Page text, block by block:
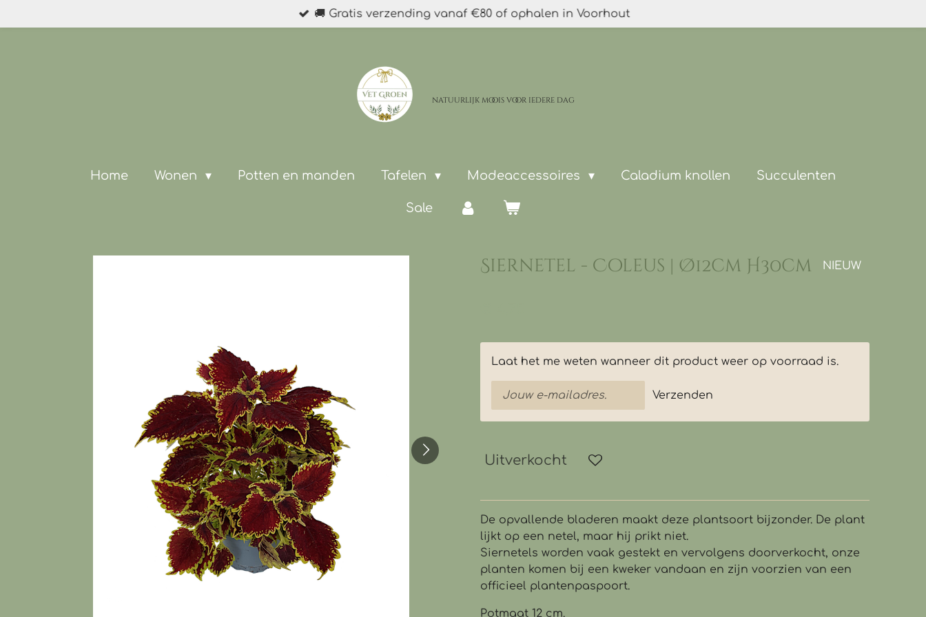
direct
🚚 Gratis verzending vanaf €80 of ophalen in Voorhout
natuurlijk moois voor iedere dag
Home Wonen Potten en manden Tafelen Modeaccessoires Caladium knollen Succulenten
Sale
Siernetel - Coleus | Ø12cm H30cm NIEUW
Laat het me weten wanneer dit product weer op voorraad is.
Verzenden
Uitverkocht
De opvallende bladeren maakt deze plantsoort bijzonder. De plant
lijkt op een netel, maar hij prikt niet.
Siernetels worden vaak gestekt en vervolgens doorverkocht, onze
planten komen bij een kweker vandaan en zijn voorzien van een
officieel plantenpaspoort.
Potmaat 12 cm.